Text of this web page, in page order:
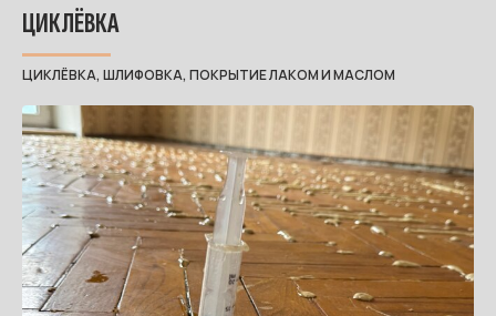
ЦИКЛЁВКА
ЦИКЛЁВКА, ШЛИФОВКА, ПОКРЫТИЕ ЛАКОМ И МАСЛОМ